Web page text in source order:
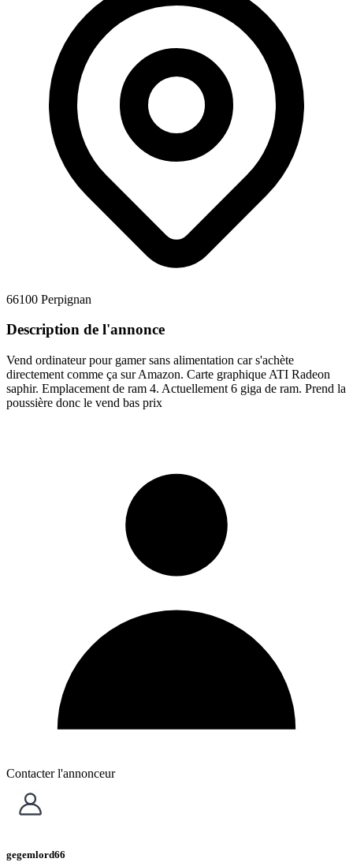
66100 Perpignan
Description de l'annonce
Vend ordinateur pour gamer sans alimentation car s'achète
directement comme ça sur Amazon. Carte graphique ATI Radeon
saphir. Emplacement de ram 4. Actuellement 6 giga de ram. Prend la
poussière donc le vend bas prix
Contacter l'annonceur
gegemlord66